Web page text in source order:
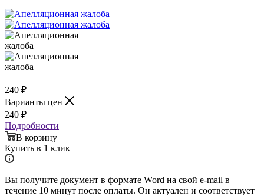
240 ₽
Варианты цен
240 ₽
Подробности
В корзину
Купить в 1 клик
Вы получите документ в формате Word на свой e-mail в
течение 10 минут после оплаты. Он актуален и соответствует